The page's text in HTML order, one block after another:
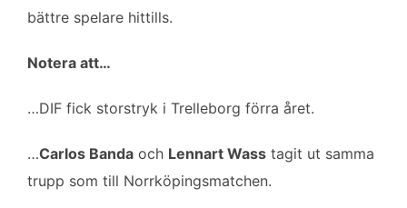
bättre spelare hittills.
Notera att…
…DIF fick storstryk i Trelleborg förra året.
…Carlos Banda och Lennart Wass tagit ut samma
trupp som till Norrköpingsmatchen.